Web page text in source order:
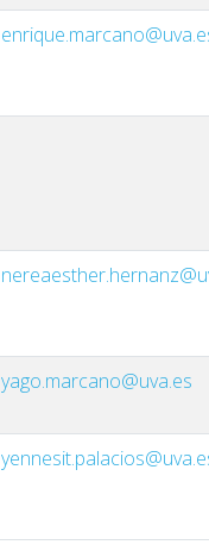
yago.marcano@uva.es